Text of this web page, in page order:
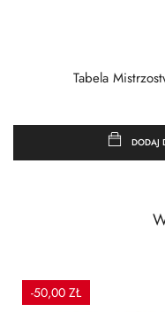
Tabela
DODAJ
-50,00 ZŁ